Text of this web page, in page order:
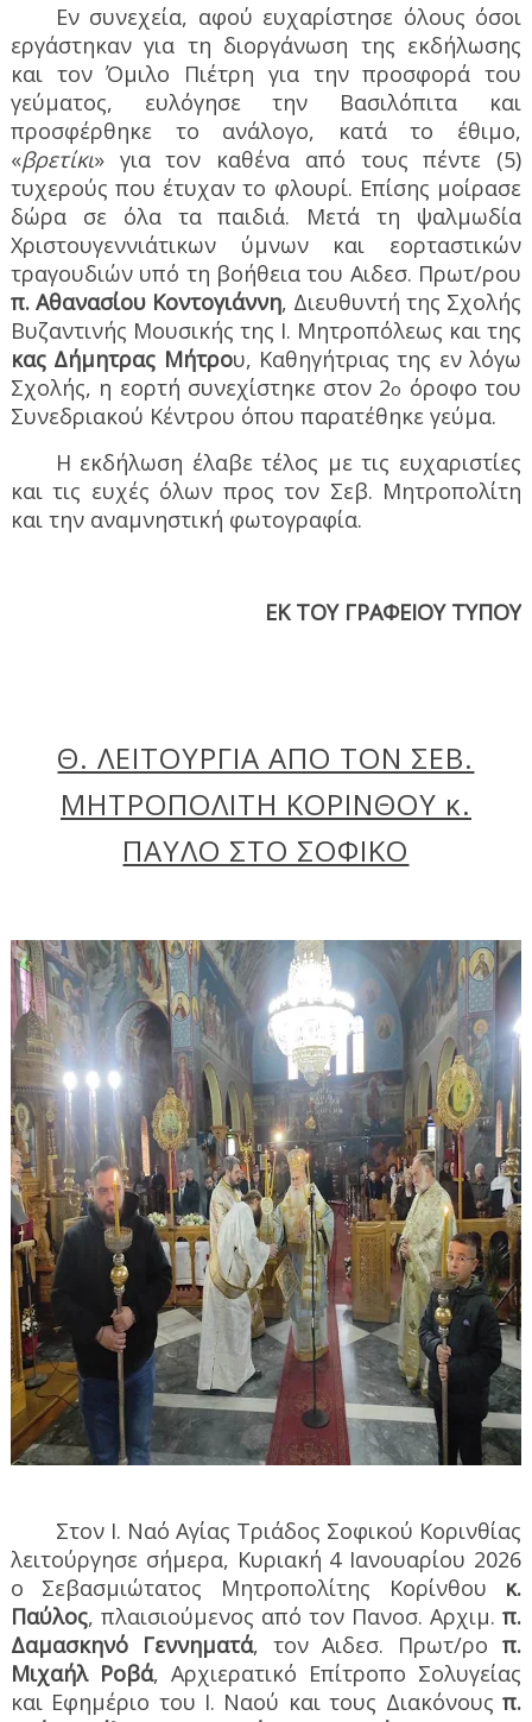
Εν συνεχεία, αφού ευχαρίστησε όλους όσοι
εργάστηκαν για τη διοργάνωση της εκδήλωσης
και τον Όμιλο Πιέτρη για την προσφορά του
γεύματος, ευλόγησε την Βασιλόπιτα και
προσφέρθηκε το ανάλογο, κατά το έθιμο,
«βρετίκι» για τον καθένα από τους πέντε (5)
τυχερούς που έτυχαν το φλουρί. Επίσης μοίρασε
δώρα σε όλα τα παιδιά. Μετά τη ψαλμωδία
Χριστουγεννιάτικων ύμνων και εορταστικών
τραγουδιών υπό τη βοήθεια του Αιδεσ. Πρωτ/ρου
π. Αθανασίου Κοντογιάννη, Διευθυντή της Σχολής
Βυζαντινής Μουσικής της Ι. Μητροπόλεως και της
κας Δήμητρας Μήτρου, Καθηγήτριας της εν λόγω
Σχολής, η εορτή συνεχίστηκε στον 2ο όροφο του
Συνεδριακού Κέντρου όπου παρατέθηκε γεύμα.
Η εκδήλωση έλαβε τέλος με τις ευχαριστίες
και τις ευχές όλων προς τον Σεβ. Μητροπολίτη
και την αναμνηστική φωτογραφία.
ΕΚ ΤΟΥ ΓΡΑΦΕΙΟΥ ΤΥΠΟΥ
Θ. ΛΕΙΤΟΥΡΓΙΑ ΑΠΟ ΤΟΝ ΣΕΒ.
ΜΗΤΡΟΠΟΛΙΤΗ ΚΟΡΙΝΘΟΥ κ.
ΠΑΥΛΟ ΣΤΟ ΣΟΦΙΚΟ
Στον Ι. Ναό Αγίας Τριάδος Σοφικού Κορινθίας
λειτούργησε σήμερα, Κυριακή 4 Ιανουαρίου 2026
ο Σεβασμιώτατος Μητροπολίτης Κορίνθου κ.
Παύλος, πλαισιούμενος από τον Πανοσ. Αρχιμ.π.
Δαμασκηνό Γεννηματά, τον Αιδεσ. Πρωτ/ροπ.
Μιχαήλ Ροβά, Αρχιερατικό Επίτροπο Σολυγείας
και Εφημέριο του Ι. Ναού και τους Διακόνουςπ.